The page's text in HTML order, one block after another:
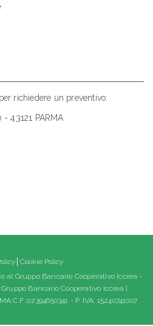
richiedere un preventivo:
43121 PARMA
Cookie Policy
al Gruppo Bancario Cooperativo Iccrea -
Bancario Cooperativo Iccrea |
C.F: 02394650341 - P. IVA: 15240741007